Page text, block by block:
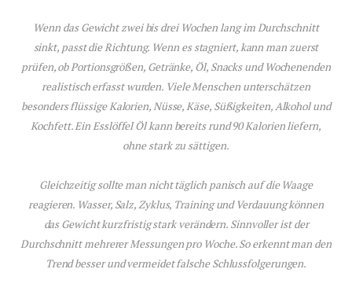
Wenn das Gewicht zwei bis drei Wochen lang im Durchschnitt
sinkt, passt die Richtung. Wenn es stagniert, kann man zuerst
prüfen, ob Portionsgrößen, Getränke, Öl, Snacks und Wochenenden
realistisch erfasst wurden. Viele Menschen unterschätzen
besonders flüssige Kalorien, Nüsse, Käse, Süßigkeiten, Alkohol und
Kochfett. Ein Esslöffel Öl kann bereits rund 90 Kalorien liefern,
ohne stark zu sättigen.
Gleichzeitig sollte man nicht täglich panisch auf die Waage
reagieren. Wasser, Salz, Zyklus, Training und Verdauung können
das Gewicht kurzfristig stark verändern. Sinnvoller ist der
Durchschnitt mehrerer Messungen pro Woche. So erkennt man den
Trend besser und vermeidet falsche Schlussfolgerungen.